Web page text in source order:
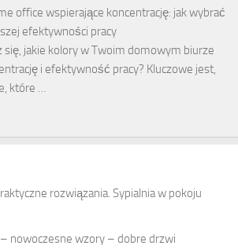
office wspierające koncentrację: jak wybrać
efektywności pracy
się, jakie kolory w Twoim domowym biurze
i efektywność pracy? Kluczowe jest,
które …
rozwiązania. Sypialnia w pokoju
nowoczesne wzory – dobre drzwi